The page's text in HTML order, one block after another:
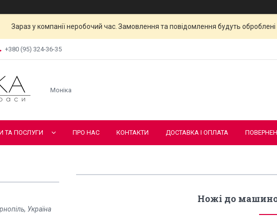
Зараз у компанії неробочий час. Замовлення та повідомлення будуть
+380 (95) 324-36-35
Моніка
ТА ПОСЛУГИ ПРО НАС КОНТАКТИ ДОСТАВКА І ОПЛАТА
Ножі до
Україна